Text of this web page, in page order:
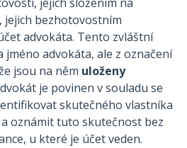
jejich bezhotovostním
advokáta. Tento zvláštní
jméno advokáta, ale z označení
jsou na něm uloženy
je povinen v souladu se
skutečného vlastníka
oznámit tuto skutečnost bez
u které je účet veden.